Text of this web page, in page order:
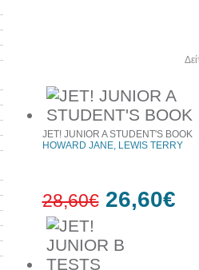
JET! JUNIOR A STUDENT'S BOOK
HOWARD JANE, LEWIS TERRY
28,60€ 26,60€